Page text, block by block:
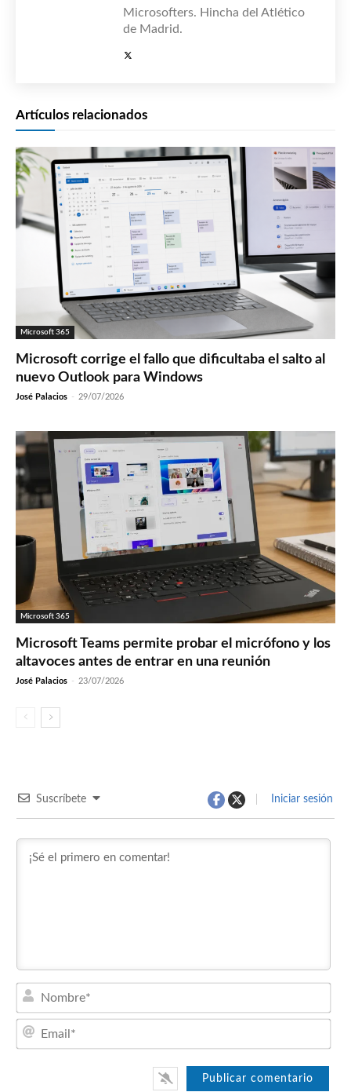
Microsofters. Hincha del Atlético
de Madrid.
Artículos relacionados
Microsoft 365
Microsoft corrige el fallo que dificultaba el salto al
nuevo Outlook para Windows
José Palacios - 29/07/2026
Microsoft 365
Microsoft Teams permite probar el micrófono y los
altavoces antes de entrar en una reunión
José Palacios - 23/07/2026
Suscríbete Iniciar sesión